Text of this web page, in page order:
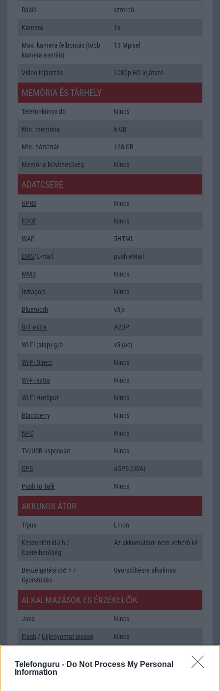
Telefonguru - Do Not Process My Personal
Information
Rádió sztereó
Kamera 1x
Max. kamera felbontás (több
kamera esetén)
13 Mpixel
Video lejátszás 1080p HD lejátszó
MEMÓRIA ÉS TÁRHELY
Telefonkönyv db Nincs
Min. memória 6 GB
Min. háttértár 128 GB
Memória bővíthetőség Nincs
ADATCSERE
GPRS Nincs
EDGE Nincs
WAP 5HTML
EMS/E-mail push eMail
MMS Nincs
Infraport Nincs
Bluetooth v5,x
B/T extra A2DP
Wi-Fi (alap) g/b v5 (ac)
Wi-Fi Direct Nincs
Wi-Fi extra Nincs
Wi-Fi HotSpot Nincs
Blackberry Nincs
NFC Nincs
TV/USB kapcsolat Nincs
GPS aGPS (USA)
Push to Talk Nincs
AKKUMULÁTOR
Típus Li-Ion
Készenléti idő h /
Cserélhetőség
Az akkumulátor nem vehetõ ki!
Beszélgetési idő h /
Gyorstöltés
Gyorstöltésre alkalmas
ALKALMAZÁSOK ÉS ÉRZÉKELŐK
Java Nincs
Flash / Ujjlenyomat olvasó Nincs
Organizer